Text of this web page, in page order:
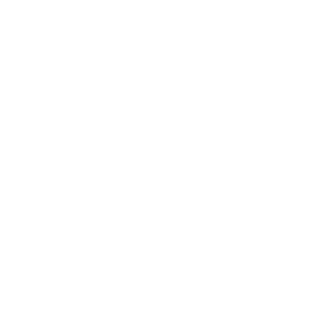
a vida sua mãe a culpava por seu pai ter ido
me agrediu e disse pra nunca mais procurá-lo.
de o que acontecia. Abigail passou a mão pelo
sofrimento e humilhações.